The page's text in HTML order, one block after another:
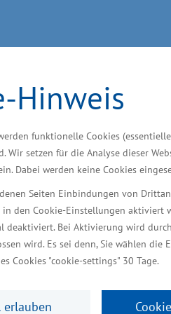
Hinweis
funktionelle Cookies
Wir setzen für die Analyse dieser
Dabei werden keine Cookies
Seiten Einbindungen von
in den Cookie-Einstellungen aktiviert
Bei Aktivierung wird
wird. Es sei denn, Sie wählen
Cookies "cookie-settings" 30 Tage.
erlauben
von
nutzen
Freitag die Messe
und Handwerk aus
sagte der Minister für
Ort. Die Messe richtet
Angebote zum
und
nutzen